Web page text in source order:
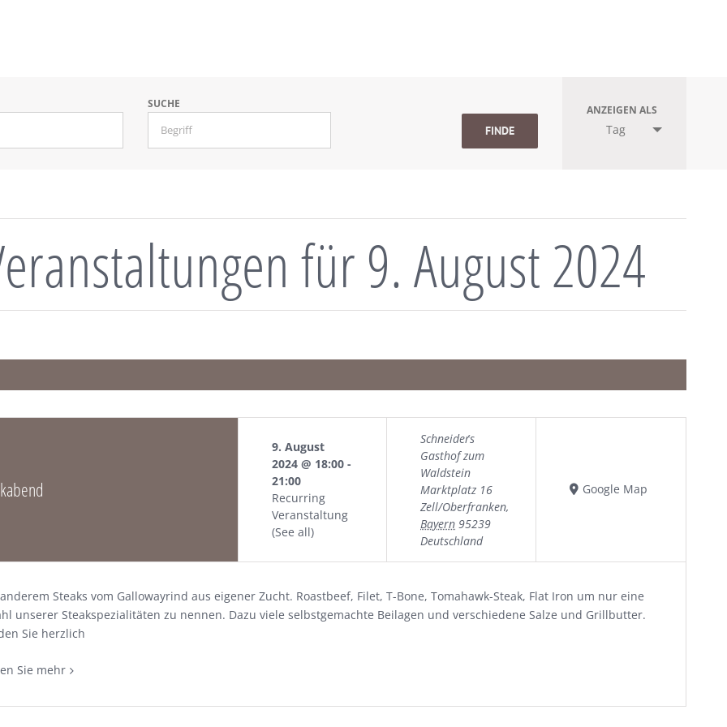
SUCHE
ANZEIGEN ALS
Tag
für 9. August 2024
9. August
2024 @ 18:00 -
21:00
Recurring
Veranstaltung
(See all)
Schneider´s
Gasthof zum
Waldstein
Marktplatz 16
Zell/Oberfranken,
Bayern 95239
Deutschland
Google Map
Steaks vom Gallowayrind aus eigener Zucht. Roastbeef, Filet, T-Bone, Tomahawk-Steak, Flat Iron um nur eine
unserer Steakspezialitäten zu nennen. Dazu viele selbstgemachte Beilagen und verschiedene Salze und Grillbutter.
Sie herzlich
Sie mehr